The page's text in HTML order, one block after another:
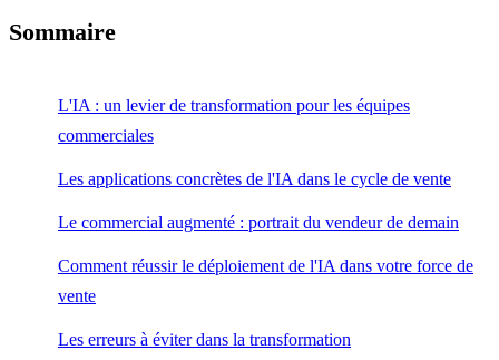
Sommaire
L'IA : un levier de transformation pour les équipes
commerciales
Les applications concrètes de l'IA dans le cycle de vente
Le commercial augmenté : portrait du vendeur de demain
Comment réussir le déploiement de l'IA dans votre force de
vente
Les erreurs à éviter dans la transformation